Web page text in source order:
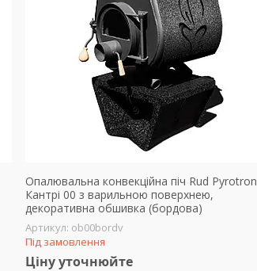
Опалювальна конвекційна піч Rud Pyrotron
Кантрі 00 з варильною поверхнею,
декоративна обшивка (бордова)
ob00bordv
Під замовлення
Ціну уточнюйте